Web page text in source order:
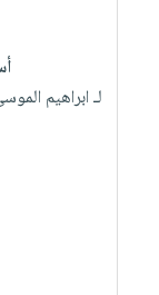
لـ ابراهيم